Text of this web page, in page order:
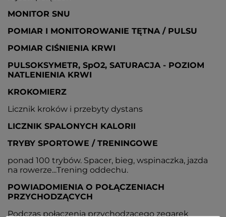
MONITOR SNU
POMIAR I MONITOROWANIE TĘTNA / PULSU
POMIAR CIŚNIENIA KRWI
PULSOKSYMETR, SpO2, SATURACJA - POZIOM
NATLENIENIA KRWI
KROKOMIERZ
Licznik kroków i przebyty dystans
LICZNIK SPALONYCH KALORII
TRYBY SPORTOWE / TRENINGOWE
ponad 100 trybów. Spacer, bieg, wspinaczka, jazda
na rowerze...Trening oddechu.
POWIADOMIENIA O POŁĄCZENIACH
PRZYCHODZĄCYCH
Podczas połączenia przychodzącego zegarek